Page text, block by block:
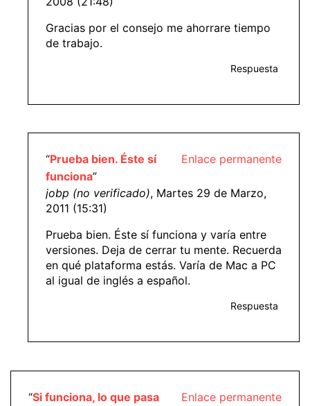
Gracias por el consejo me ahorrare tiempo
de trabajo.
Respuesta
Enlace permanente
“Prueba bien. Éste sí
funciona”
jobp (no verificado), Martes 29 de Marzo,
2011 (15:31)
Prueba bien. Éste sí funciona y varía entre
versiones. Deja de cerrar tu mente. Recuerda
en qué plataforma estás. Varía de Mac a PC
al igual de inglés a español.
Respuesta
Enlace permanente
“Si funciona, lo que pasa